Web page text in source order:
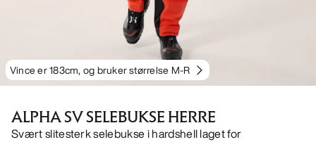
Vince er 183cm, og bruker størrelse M-R
ALPHA SV SELEBUKSE HERRE
Svært slitesterk selebukse i hardshell laget for